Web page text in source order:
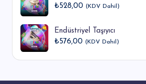
₺528,00 (KDV Dahil)
Endüstriyel Taşıyıcı
₺576,00 (KDV Dahil)